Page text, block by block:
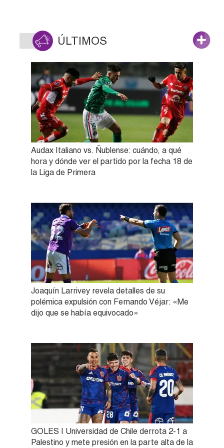
ÚLTIMOS
Audax Italiano vs. Ñublense: cuándo, a qué
hora y dónde ver el partido por la fecha 18 de
la Liga de Primera
Joaquín Larrivey revela detalles de su
polémica expulsión con Fernando Véjar: «Me
dijo que se había equivocado»
GOLES | Universidad de Chile derrota 2-1 a
Palestino y mete presión en la parte alta de la